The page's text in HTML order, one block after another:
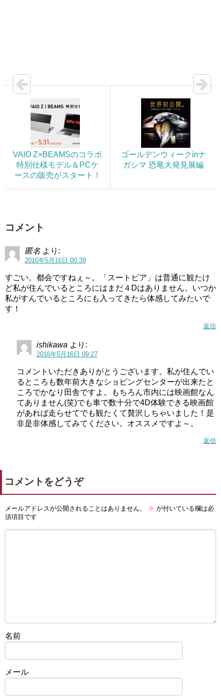
VAIO Z×BEAMSのコラボ
特別仕様モデル＆PCケ
ースの販売がスタート！
ゴールデンウィークinナ
ガシマ 恐竜大発見展編
コメント
匿名 より:
2016年5月16日 00:39
すごい。都会ですねぇ～。「スートピア」は普通に観たけ
ど私が住んでいるところにはまだ４Dはありません。いつか
私がすんでいるところにも入ってきたら体感してみたいで
す！
返信
ishikawa より:
2016年5月16日 09:27
コメントいただきありがとうございます。私が住んでい
るところも数年前大きなショピングセンターが出来たと
ころでかなり田舎ですよ。もちろん市内には映画館なん
てありません(笑)でも車で数十分で4D体験できる映画館
があれば走らせてでも観たくて贅沢しちゃいました！是
非是非体感してみてください。オススメですよ～。
返信
コメントをどうぞ
メールアドレスが公開されることはありません。 ※ が付いている欄は必
須項目です
名前
メール